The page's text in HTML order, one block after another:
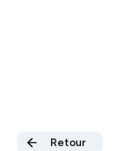
Retour